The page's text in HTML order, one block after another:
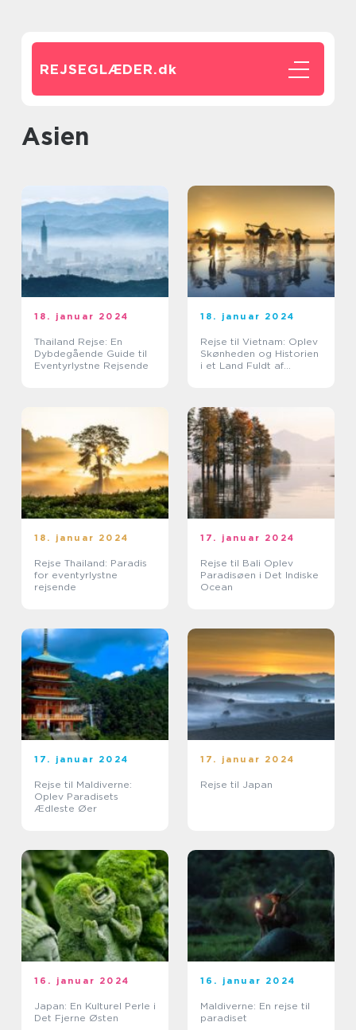
REJSEGLÆDER.dk
Asien
18. januar 2024
Thailand Rejse: En
Dybdegående Guide til
Eventyrlystne Rejsende
18. januar 2024
Rejse til Vietnam: Oplev
Skønheden og Historien
i et Land Fuldt af
18. januar 2024
Rejse Thailand: Paradis
for eventyrlystne
rejsende
17. januar 2024
Rejse til Bali Oplev
Paradisøen i Det Indiske
Ocean
17. januar 2024
Rejse til Maldiverne:
Oplev Paradisets
Ædleste Øer
17. januar 2024
Rejse til Japan
16. januar 2024
Japan: En Kulturel Perle i
Det Fjerne Østen
16. januar 2024
Maldiverne: En rejse til
paradiset